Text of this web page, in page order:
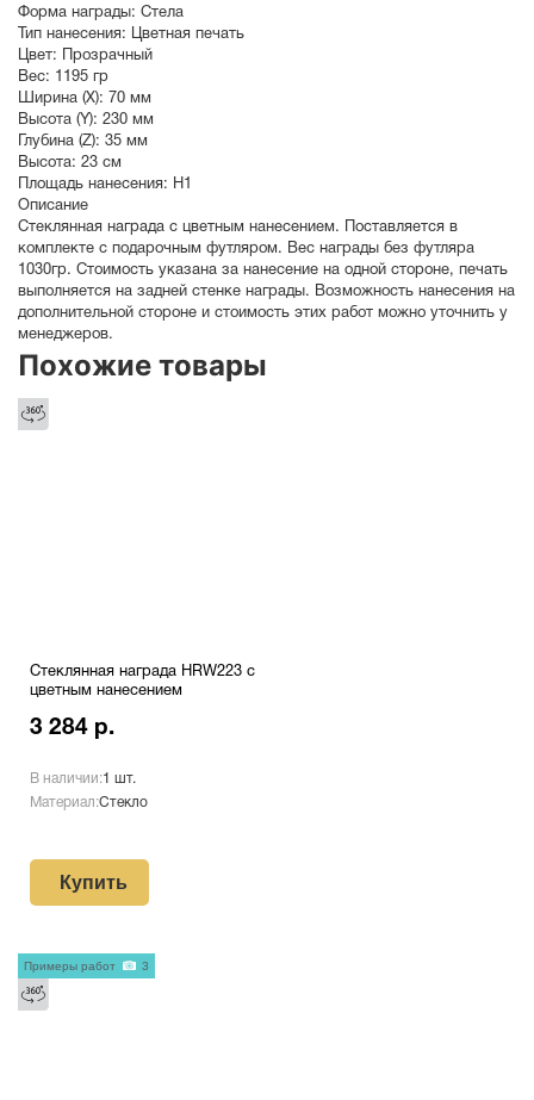
Форма награды: Стела
Тип нанесения: Цветная печать
Цвет: Прозрачный
Вес: 1195 гр
Ширина (X): 70 мм
Высота (Y): 230 мм
Глубина (Z): 35 мм
Высота: 23 см
Площадь нанесения: Н1
Описание
Стеклянная награда с цветным нанесением. Поставляется в
комплекте с подарочным футляром. Вес награды без футляра
1030гр. Стоимость указана за нанесение на одной стороне, печать
выполняется на задней стенке награды. Возможность нанесения на
дополнительной стороне и стоимость этих работ можно уточнить у
менеджеров.
Похожие товары
Стеклянная награда HRW223 с
цветным нанесением
3 284 р.
В наличии:1 шт.
Материал:Стекло
Купить
Примеры работ 3